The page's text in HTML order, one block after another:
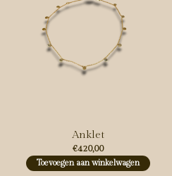
Anklet
€420,00
Toevoegen aan winkelwagen